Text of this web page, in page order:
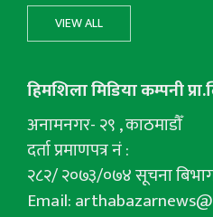
VIEW ALL
हिमशिला मिडिया कम्पनी
अनामनगर- २९ , काठमाडौँ
दर्ता प्रमाणपत्र नं :
२८२/ २०७३/०७४ सूचना
Email: